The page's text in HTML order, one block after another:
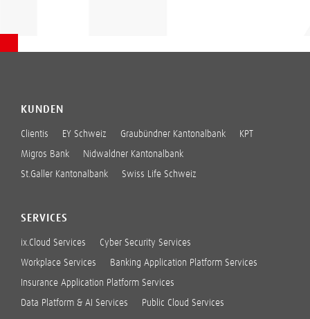
KUNDEN
Clientis EY Schweiz Graubündner Kantonalbank KPT
Migros Bank Nidwaldner Kantonalbank
St.Galler Kantonalbank Swiss Life Schweiz
SERVICES
ix.Cloud Services Cyber Security Services
Workplace Services Banking Application Platform Services
Insurance Application Platform Services
Data Platform & AI Services Public Cloud Services